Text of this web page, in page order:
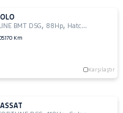
BMT DSG, 88Hp, Hatchback 5 Kapı
Km
Karşılaştır